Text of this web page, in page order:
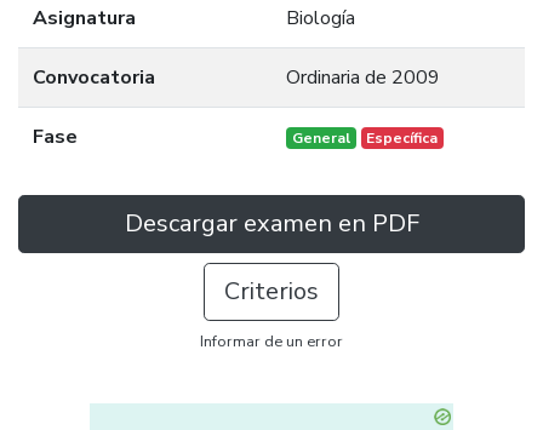
Asignatura Biología
Convocatoria Ordinaria de 2009
Fase General Específica
Descargar examen en PDF
Criterios
Informar de un error